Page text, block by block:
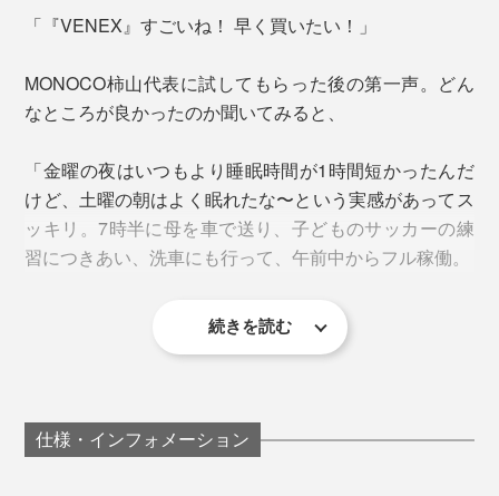
全方位ストレッチ素材
縦横どの方向にも伸縮する柔らか素材で、体をやさしく
包み、締めつけ感はなし。よくある着圧タイプではあり
帰宅後にすぐに着替えるのもありですが、頭や体を働か
せたい時は向きません。脳のスイッチをOFFにするイメ
旅行や出張が多い人なら、長距離移動の時にアンダーウ
ます。
「『VENEX』すごいね！ 早く買いたい！」
MONOCO柿山代表に試してもらった後の第一声。どん
なところが良かったのか聞いてみると、
「金曜の夜はいつもより睡眠時間が1時間短かったんだ
けど、土曜の朝はよく眠れたな〜という実感があってス
ッキリ。7時半に母を車で送り、子どものサッカーの練
習につきあい、洗車にも行って、午前中からフル稼働。
いつも週末の朝はボ〜ッとしてなかなか動き出せないん
スクもするっとこなせたし。 寝る時に着るモノって大
切なんだなぁ」
続きを読む
仕様・インフォメーション